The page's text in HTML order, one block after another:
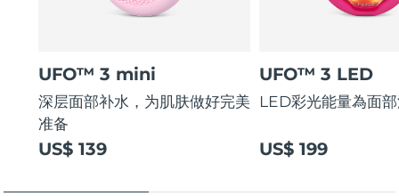
UFO™ 3 mini
深层面部补水，为肌肤做好完美
准备
US$ 139
UFO™ 3 LED
LED彩光能量為面
US$ 199